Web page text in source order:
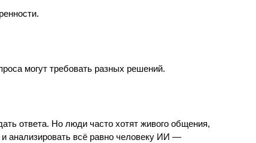
могут требовать разных решений.
ответа. Но люди часто хотят живого общения,
анализировать всё равно человеку ИИ —